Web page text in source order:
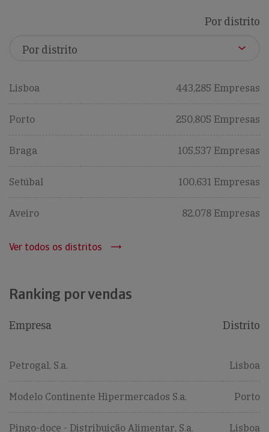
Por distrito
Lisboa 443,285 Empresas
Porto 250,805 Empresas
Braga 105,537 Empresas
Setúbal 100,631 Empresas
Aveiro 82,078 Empresas
Ver todos os distritos
Ranking por vendas
Empresa Distrito
Petrogal, S.a. Lisboa
Modelo Continente Hipermercados S.a. Porto
Pingo-doce - Distribuição Alimentar, S.a. Lisboa